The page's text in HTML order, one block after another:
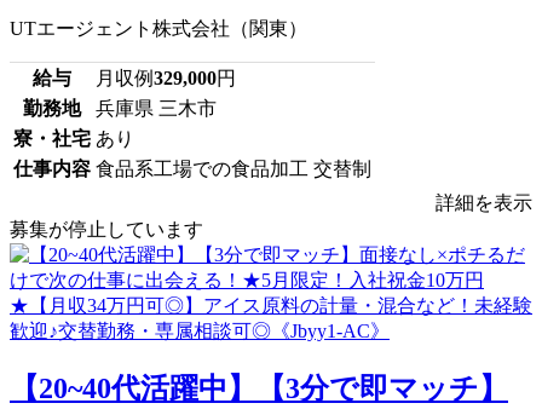
UTエージェント株式会社（関東）
給与 月収例329,000円
勤務地
兵庫県 三木市
寮・社宅 あり
仕事内容 食品系工場での食品加工 交替制
詳細を表示
募集が停止しています
【20~40代活躍中】【3分で即マッチ】